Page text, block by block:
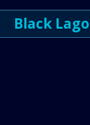
Black